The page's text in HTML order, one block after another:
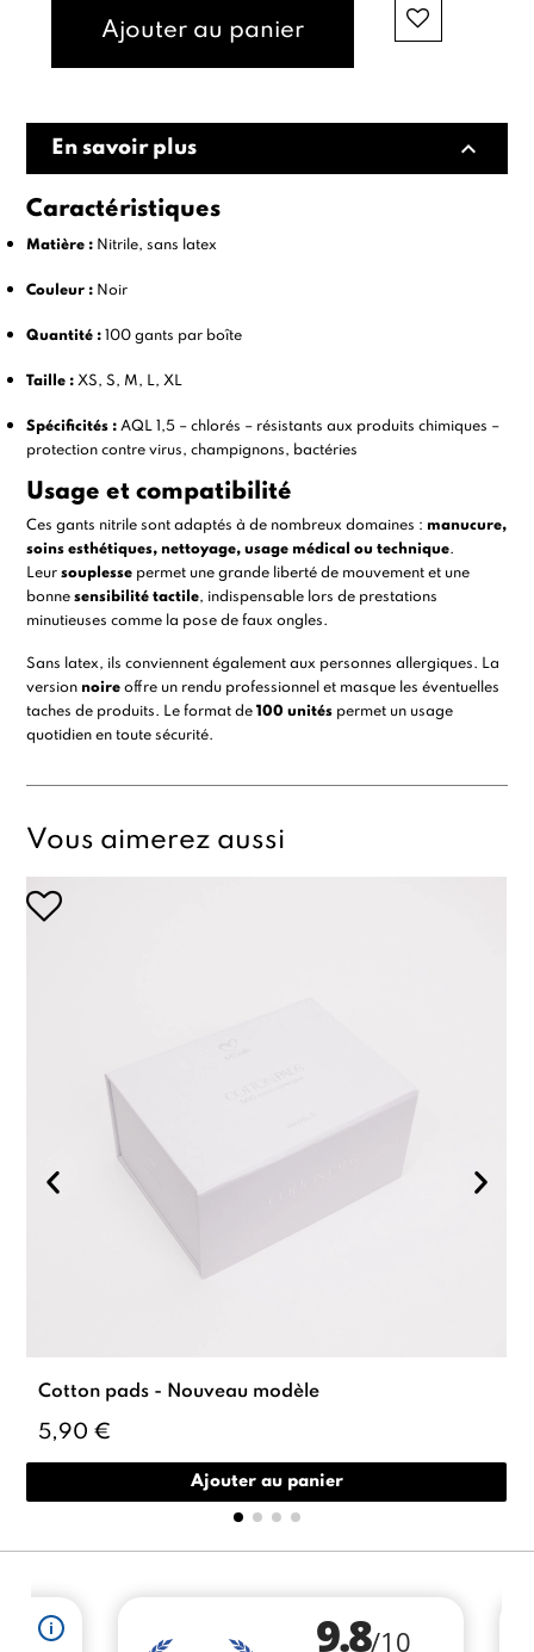
Ajouter au panier
En savoir plus expand_less
Caractéristiques
Matière : Nitrile, sans latex
Couleur : Noir
Quantité : 100 gants par boîte
Taille : XS, S, M, L, XL
Spécificités : AQL 1,5 – chlorés – résistants aux produits chimiques –
protection contre virus, champignons, bactéries
Usage et compatibilité
Ces gants nitrile sont adaptés à de nombreux domaines : manucure,
soins esthétiques, nettoyage, usage médical ou technique.
Leursouplesse permet une grande liberté de mouvement et une
bonnesensibilité tactile, indispensable lors de prestations
minutieuses comme la pose de faux ongles.
Sans latex, ils conviennent également aux personnes allergiques. La
version noire offre un rendu professionnel et masque les éventuelles
taches de produits. Le format de100 unités permet un usage
quotidien en toute sécurité.
Vous aimerez aussi
Cotton pads - Nouveau modèle
5,90 €
Ajouter au panier